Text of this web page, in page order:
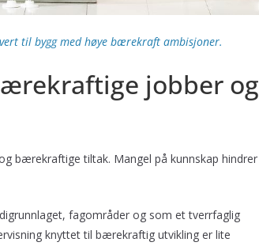
til bygg med høye bærekraft ambisjoner.
jobber og
bærekraftige tiltak. Mangel på kunnskap hindrer
fagområder og som et tverrfaglig
knyttet til bærekraftig utvikling er lite